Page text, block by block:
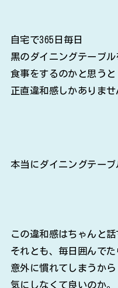
自宅で365日毎日
黒のダイニングテーブ
食事をするのかと思うと
正直違和感しかありませ
本当にダイニングテーブ
この違和感はちゃんと話
それとも、毎日囲んでた
意外に慣れてしまうから
気にしなくて良いのか。